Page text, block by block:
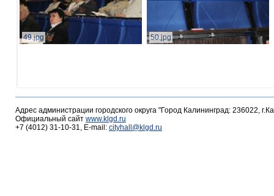
49.jpg 50.jpg
Адрес администрации городского округа "Город Калининград: 236022,
Официальный сайт www.klgd.ru
+7 (4012) 31-10-31, E-mail: cityhall@klgd.ru